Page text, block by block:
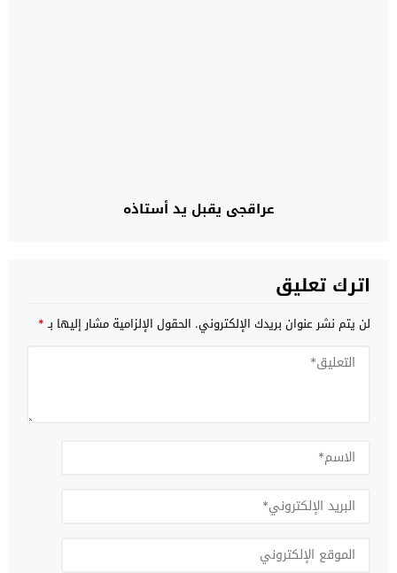
عراقجي يقبل يد أستاذه
اترك تعليق
لن يتم نشر عنوان بريدك الإلكتروني. الحقول الإلزامية مشار إليها بـ*